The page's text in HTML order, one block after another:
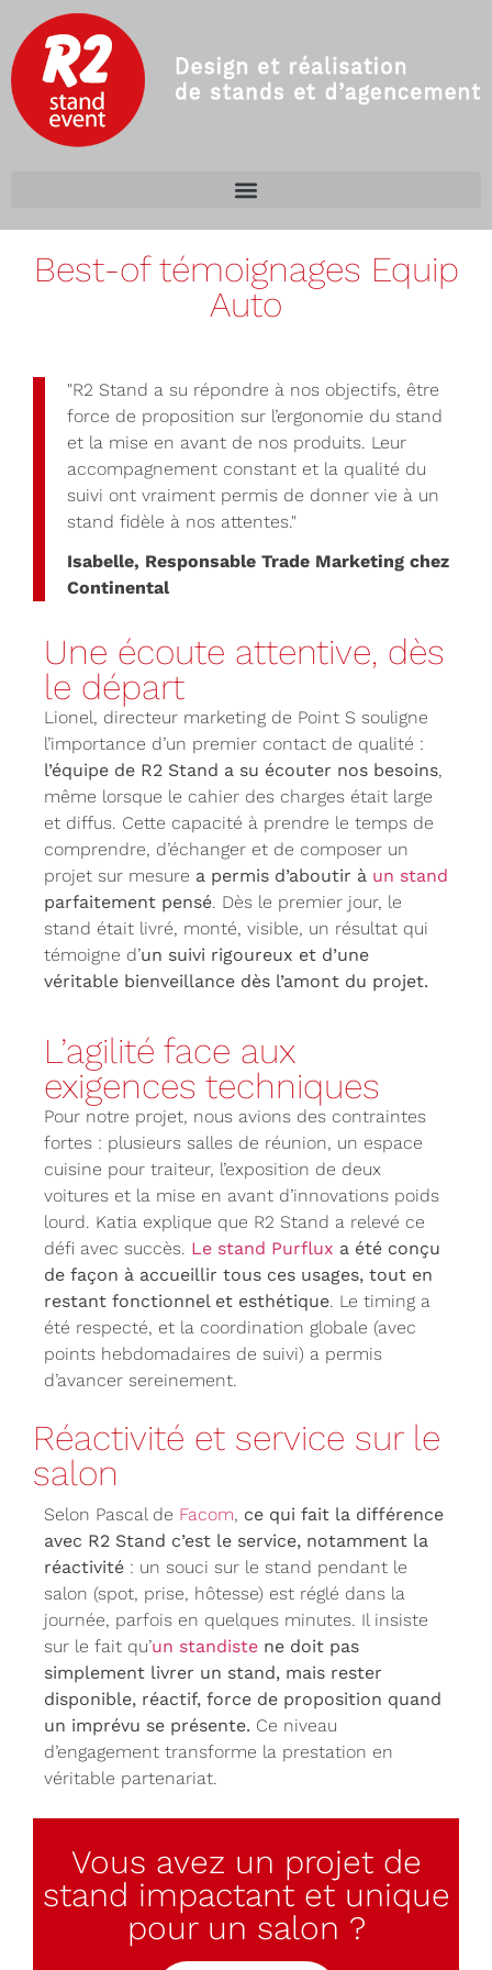
Best-of témoignages Equip
Auto
"R2 Stand a su répondre à nos objectifs, être
force de proposition sur l’ergonomie du stand
et la mise en avant de nos produits. Leur
accompagnement constant et la qualité du
suivi ont vraiment permis de donner vie à un
stand fidèle à nos attentes."
Isabelle, Responsable Trade Marketing chez
Continental
Une écoute attentive, dès
le départ
Lionel, directeur marketing de Point S souligne
l’importance d’un premier contact de qualité :
l’équipe de R2 Stand a su écouter nos besoins,
même lorsque le cahier des charges était large
et diffus. Cette capacité à prendre le temps de
comprendre, d’échanger et de composer un
projet sur mesure a permis d’aboutir à un stand
parfaitement pensé. Dès le premier jour, le
stand était livré, monté, visible, un résultat qui
témoigne d’un suivi rigoureux et d’une
véritable bienveillance dès l’amont du projet.
L’agilité face aux
exigences techniques
Pour notre projet, nous avions des contraintes
fortes : plusieurs salles de réunion, un espace
cuisine pour traiteur, l’exposition de deux
voitures et la mise en avant d’innovations poids
lourd. Katia explique que R2 Stand a relevé ce
défi avec succès. Le stand Purflux a été conçu
de façon à accueillir tous ces usages, tout en
restant fonctionnel et esthétique. Le timing a
été respecté, et la coordination globale (avec
points hebdomadaires de suivi) a permis
d’avancer sereinement.
Réactivité et service sur le
salon
Selon Pascal de Facom, ce qui fait la différence
avec R2 Stand c’est le service, notamment la
réactivité : un souci sur le stand pendant le
salon (spot, prise, hôtesse) est réglé dans la
journée, parfois en quelques minutes. Il insiste
sur le fait qu’un standiste ne doit pas
simplement livrer un stand, mais rester
disponible, réactif, force de proposition quand
un imprévu se présente. Ce niveau
d’engagement transforme la prestation en
véritable partenariat.
Vous avez un projet de
stand impactant et unique
pour un salon ?